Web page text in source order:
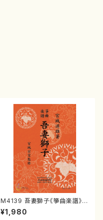
M4139 吾妻獅子《箏曲楽譜》
（箏/宮城道雄著・宮城宗家監修/
箏曲古典楽譜）
¥1,980